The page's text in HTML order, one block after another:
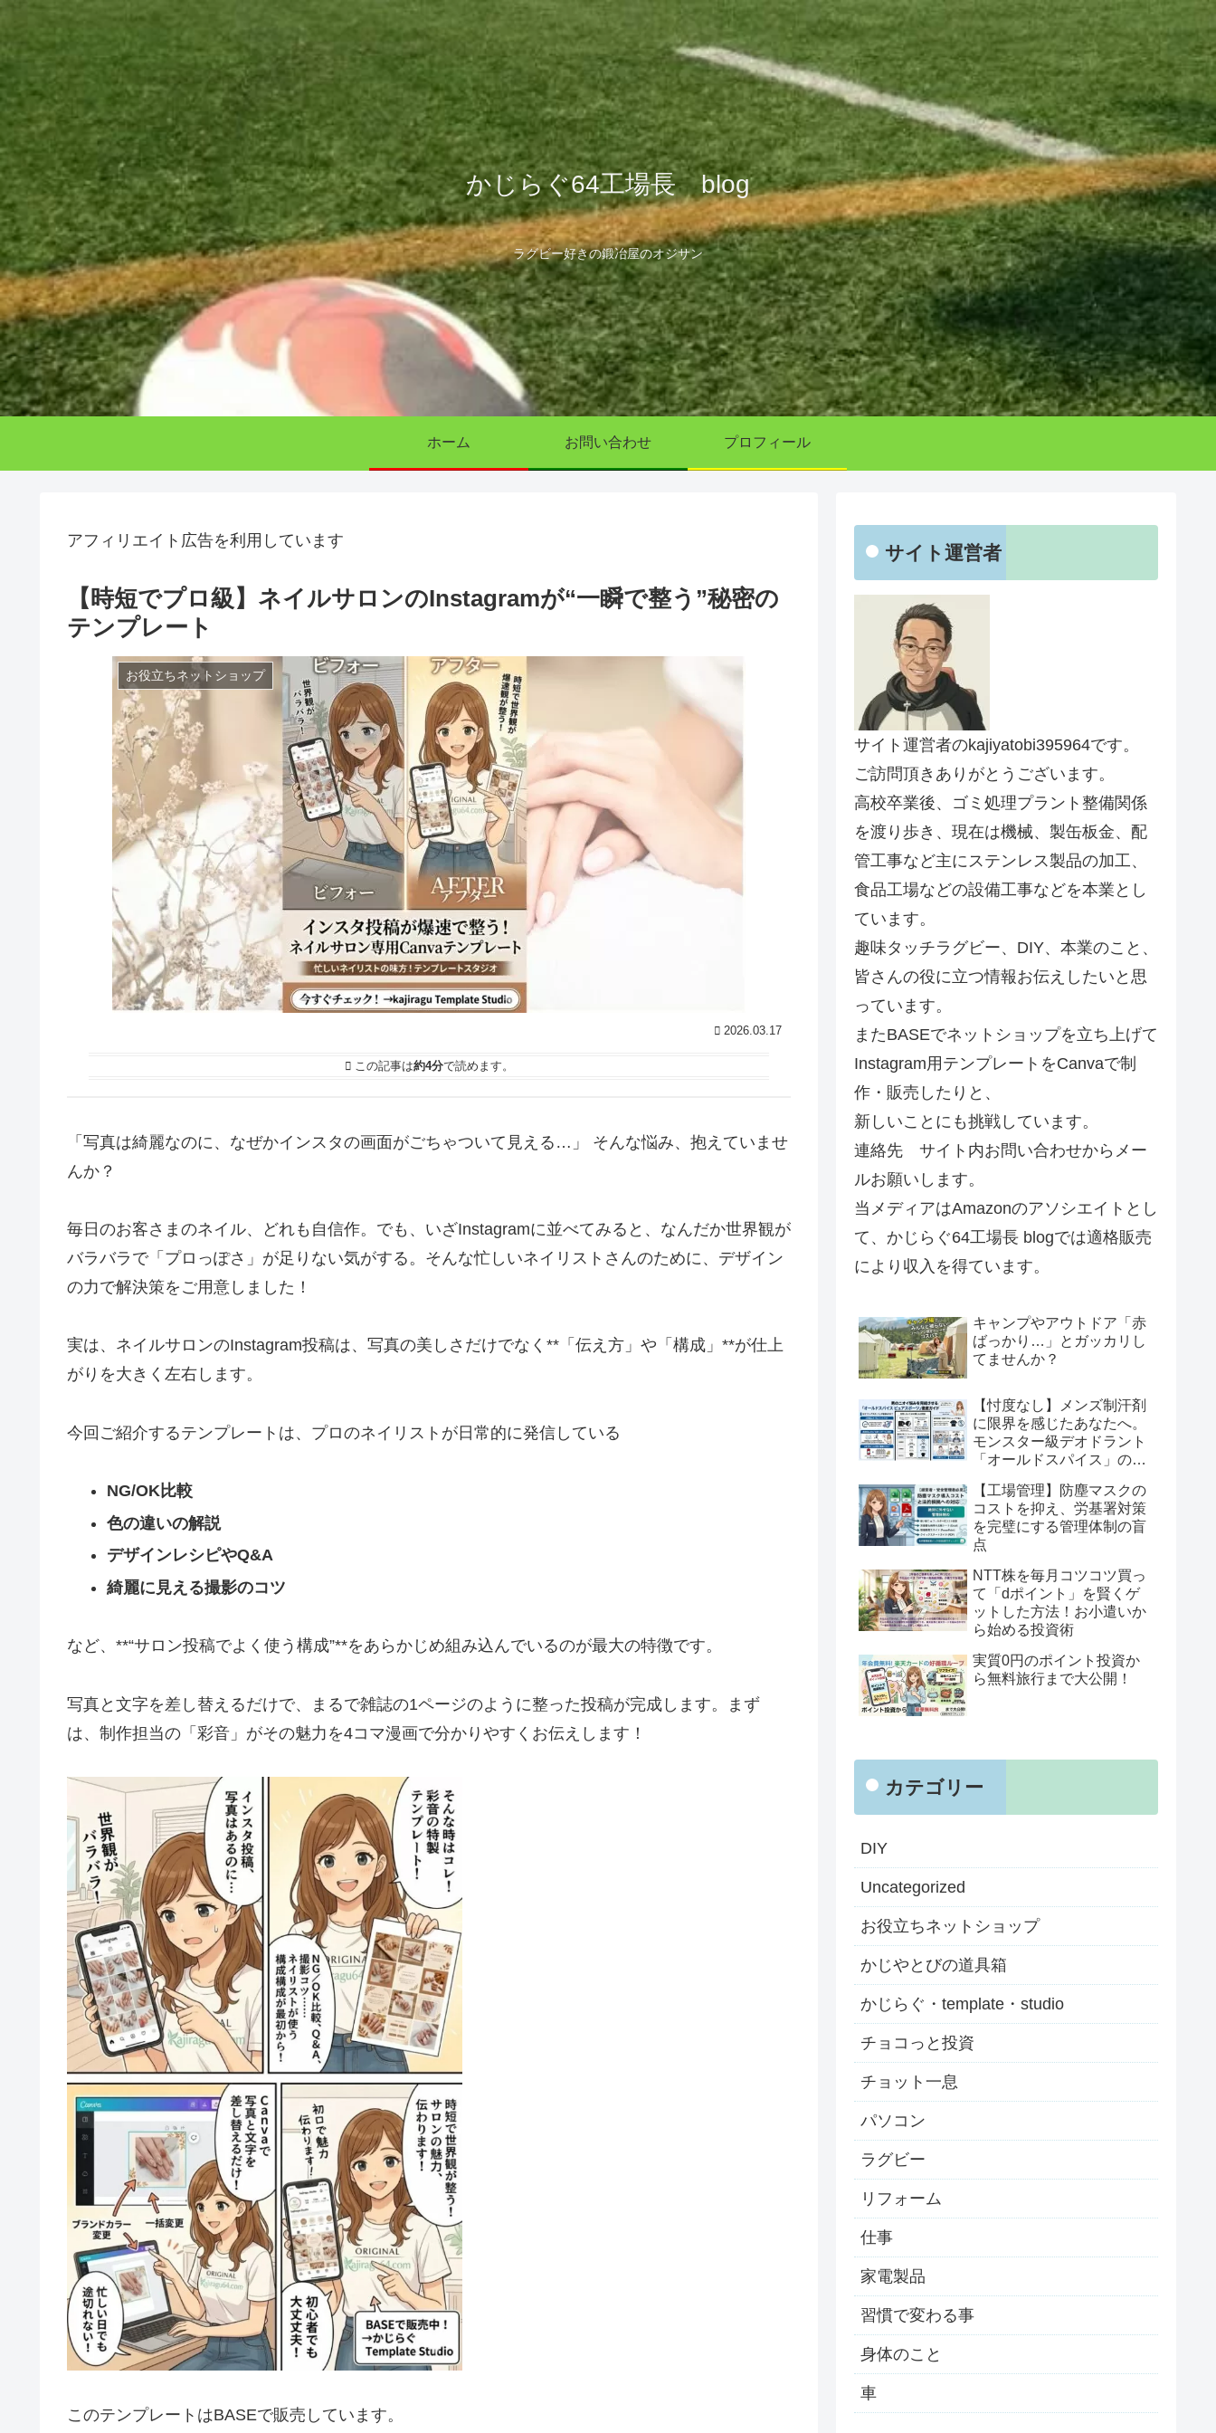
かじらぐ64工場長 blog
ラグビー好きの鍛冶屋のオジサン
ホーム お問い合わせ プロフィール
アフィリエイト広告を利用しています
【時短でプロ級】ネイルサロンのInstagramが“一瞬で整う”秘密の
テンプレート
お役立ちネットショップ
2026.03.17
この記事は約4分で読めます。
「写真は綺麗なのに、なぜかインスタの画面がごちゃついて見える…」 そんな悩み、抱えていませ
んか？
毎日のお客さまのネイル、どれも自信作。でも、いざInstagramに並べてみると、なんだか世界観が
バラバラで「プロっぽさ」が足りない気がする。そんな忙しいネイリストさんのために、デザイン
の力で解決策をご用意しました！
実は、ネイルサロンのInstagram投稿は、写真の美しさだけでなく**「伝え方」や「構成」**が仕上
がりを大きく左右します。
今回ご紹介するテンプレートは、プロのネイリストが日常的に発信している
NG/OK比較
色の違いの解説
デザインレシピやQ&A
綺麗に見える撮影のコツ
など、**“サロン投稿でよく使う構成”**をあらかじめ組み込んでいるのが最大の特徴です。
写真と文字を差し替えるだけで、まるで雑誌の1ページのように整った投稿が完成します。まず
は、制作担当の「彩音」がその魅力を4コマ漫画で分かりやすくお伝えします！
このテンプレートはBASEで販売しています。
サイト運営者
サイト運営者のkajiyatobi395964です。
ご訪問頂きありがとうございます。
高校卒業後、ゴミ処理プラント整備関係
を渡り歩き、現在は機械、製缶板金、配
管工事など主にステンレス製品の加工、
食品工場などの設備工事などを本業とし
ています。
趣味タッチラグビー、DIY、本業のこと、
皆さんの役に立つ情報お伝えしたいと思
っています。
またBASEでネットショップを立ち上げて
Instagram用テンプレートをCanvaで制
作・販売したりと、
新しいことにも挑戦しています。
連絡先 サイト内お問い合わせからメー
ルお願いします。
当メディアはAmazonのアソシエイトとし
て、かじらぐ64工場長 blogでは適格販売
により収入を得ています。
キャンプやアウトドア「赤
ばっかり…」とガッカリし
てませんか？
【忖度なし】メンズ制汗剤
に限界を感じたあなたへ。
モンスター級デオドラント
「オールドスパイス」の実
【工場管理】防塵マスクの
コストを抑え、労基署対策
を完璧にする管理体制の盲
点
NTT株を毎月コツコツ買っ
て「dポイント」を賢くゲ
ットした方法！お小遣いか
ら始める投資術
実質0円のポイント投資か
ら無料旅行まで大公開！
カテゴリー
DIY
Uncategorized
お役立ちネットショップ
かじやとびの道具箱
かじらぐ・template・studio
チョコっと投資
チョット一息
パソコン
ラグビー
リフォーム
仕事
家電製品
習慣で変わる事
身体のこと
車